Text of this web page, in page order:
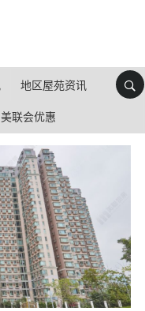
地区屋苑资讯
美联会优惠